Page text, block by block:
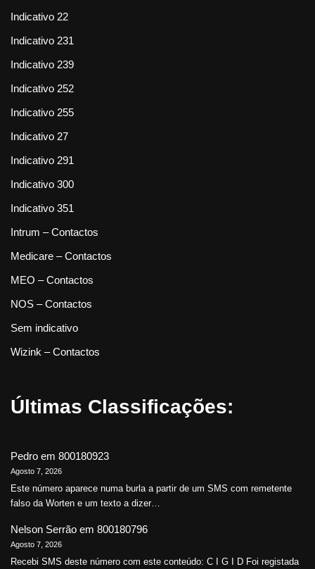
Indicativo 22
Indicativo 231
Indicativo 239
Indicativo 252
Indicativo 255
Indicativo 27
Indicativo 291
Indicativo 300
Indicativo 351
Intrum – Contactos
Medicare – Contactos
MEO – Contactos
NOS – Contactos
Sem indicativo
Wizink – Contactos
Últimas Classificações:
Pedro em 800180923
Agosto 7, 2026
Este número aparece numa burla a partir de um SMS com remetente
falso da Worten e um texto a dizer…
Nelson Serrão em 800180796
Agosto 7, 2026
Recebi SMS deste número com este conteúdo: C I G I D Foi registada